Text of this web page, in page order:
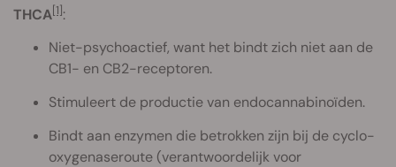
THCA[1]:
Niet-psychoactief, want het bindt zich niet aan de
CB1- en CB2-receptoren.
Stimuleert de productie van endocannabinoïden.
Bindt aan enzymen die betrokken zijn bij de cyclo-
oxygenaseroute (verantwoordelijk voor